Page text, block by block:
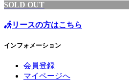
SOLD OUT
リースの方はこちら
インフォメーション
会員登録
マイページへ